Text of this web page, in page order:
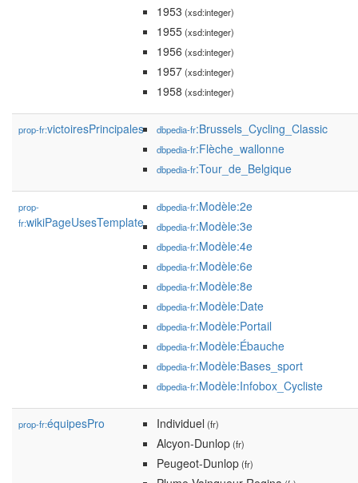
1953 (xsd:integer)
1955(xsd:integer)
1956 (xsd:integer)
1957(xsd:integer)
1958 (xsd:integer)
prop-fr:victoiresPrincipales dbpedia-fr:Brussels_Cycling_Classic
dbpedia-fr:Flèche_wallonne
dbpedia-fr:Tour_de_Belgique
prop-
fr:wikiPageUsesTemplate
dbpedia-fr:Modèle:2e
dbpedia-fr:Modèle:3e
dbpedia-fr:Modèle:4e
dbpedia-fr:Modèle:6e
dbpedia-fr:Modèle:8e
dbpedia-fr:Modèle:Date
dbpedia-fr:Modèle:Portail
dbpedia-fr:Modèle:Ébauche
dbpedia-fr:Modèle:Bases_sport
dbpedia-fr:Modèle:Infobox_Cycliste
prop-fr:équipesPro Individuel (fr)
Alcyon-Dunlop(fr)
Peugeot-Dunlop(fr)